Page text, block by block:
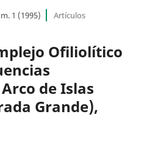
1 (1995) Artículos
Ofiliolítico
de Islas
Grande),